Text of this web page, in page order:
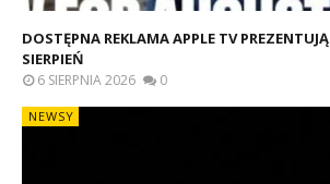
DOSTĘPNA REKLAMA APPLE TV
SIERPIEŃ
6 SIERPNIA 2026 0
NEWSY